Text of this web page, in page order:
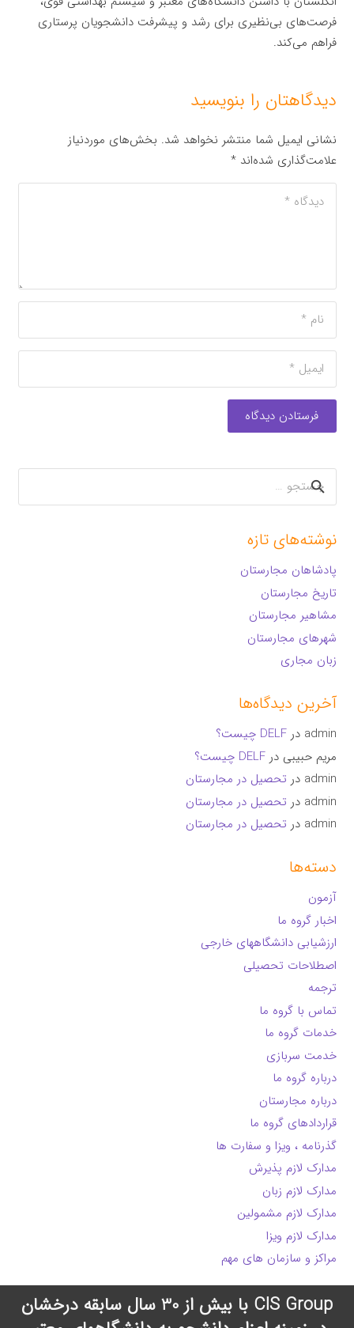
فرصت‌های بی‌نظیری برای رشد و پیشرفت دانشجویان پرستاری
فراهم می‌کند.
دیدگاهتان را بنویسید
نشانی ایمیل شما منتشر نخواهد شد. بخش‌های موردنیاز
علامت‌گذاری شده‌اند*
فرستادن دیدگاه
جستجو
برای:
نوشته‌های تازه
پادشاهان مجارستان
تاریخ مجارستان
مشاهیر مجارستان
شهرهای مجارستان
زبان مجاری
آخرین دیدگاه‌ها
admin درDELF چیست؟
مریم حبیبی درDELF چیست؟
admin در تحصیل در مجارستان
admin در تحصیل در مجارستان
admin در تحصیل در مجارستان
دسته‌ها
آزمون
اخبار گروه ما
ارزشیابی دانشگاههای خارجی
اصطلاحات تحصیلی
ترجمه
تماس با گروه ما
خدمات گروه ما
خدمت سربازی
درباره گروه ما
درباره مجارستان
قراردادهای گروه ما
گذرنامه ، ویزا و سفارت ها
مدارک لازم پذیرش
مدارک لازم زبان
مدارک لازم مشمولین
مدارک لازم ویزا
مراکز و سازمان های مهم
CIS Group با بیش از 30 سال سابقه درخشان